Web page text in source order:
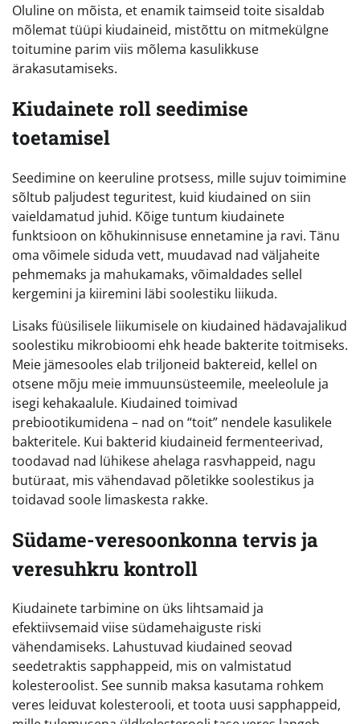
Oluline on mõista, et enamik taimseid toite sisaldab
mõlemat tüüpi kiudaineid, mistõttu on mitmekülgne
toitumine parim viis mõlema kasulikkuse
ärakasutamiseks.
Kiudainete roll seedimise
toetamisel
Seedimine on keeruline protsess, mille sujuv toimimine
sõltub paljudest teguritest, kuid kiudained on siin
vaieldamatud juhid. Kõige tuntum kiudainete
funktsioon on kõhukinnisuse ennetamine ja ravi. Tänu
oma võimele siduda vett, muudavad nad väljaheite
pehmemaks ja mahukamaks, võimaldades sellel
kergemini ja kiiremini läbi soolestiku liikuda.
Lisaks füüsilisele liikumisele on kiudained hädavajalikud
soolestiku mikrobioomi ehk heade bakterite toitmiseks.
Meie jämesooles elab triljoneid baktereid, kellel on
otsene mõju meie immuunsüsteemile, meeleolule ja
isegi kehakaalule. Kiudained toimivad
prebiootikumidena – nad on “toit” nendele kasulikele
bakteritele. Kui bakterid kiudaineid fermenteerivad,
toodavad nad lühikese ahelaga rasvhappeid, nagu
butüraat, mis vähendavad põletikke soolestikus ja
toidavad soole limaskesta rakke.
Südame-veresoonkonna tervis ja
veresuhkru kontroll
Kiudainete tarbimine on üks lihtsamaid ja
efektiivsemaid viise südamehaiguste riski
vähendamiseks. Lahustuvad kiudained seovad
seedetraktis sapphappeid, mis on valmistatud
kolesteroolist. See sunnib maksa kasutama rohkem
veres leiduvat kolesterooli, et toota uusi sapphappeid,